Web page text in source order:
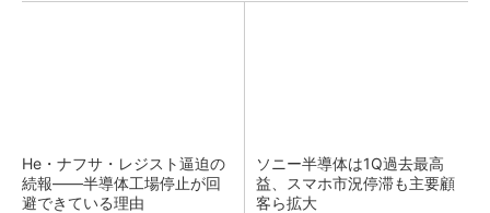
He・ナフサ・レジスト逼迫の
続報――半導体工場停止が回
避できている理由
ソニー半導体は1Q過去最高
益、スマホ市況停滞も主要顧
客ら拡大